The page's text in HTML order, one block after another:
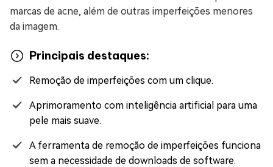
marcas de acne, além de outras imperfeições menores
da imagem.
Principais destaques:
Remoção de imperfeições com um clique.
Aprimoramento com inteligência artificial para uma
pele mais suave.
A ferramenta de remoção de imperfeições funciona
sem a necessidade de downloads de software.